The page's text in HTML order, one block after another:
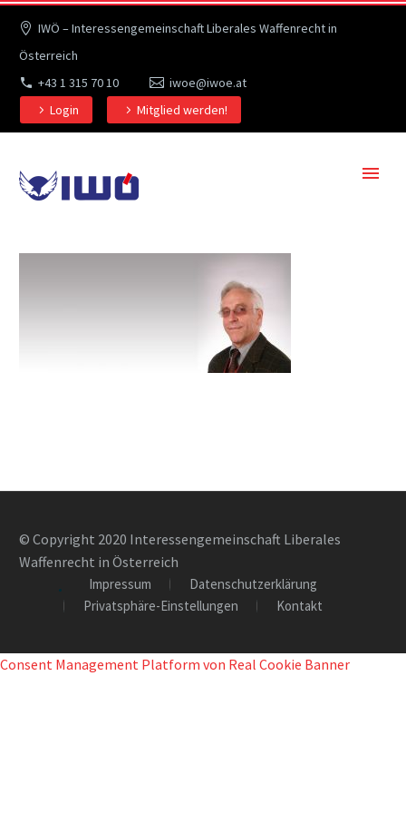
IWÖ – Interessengemeinschaft Liberales Waffenrecht in
Österreich
+43 1 315 70 10
iwoe@iwoe.at
Login
Mitglied werden!
© Copyright 2020 Interessengemeinschaft Liberales
Waffenrecht in Österreich
Impressum
Datenschutzerklärung
Privatsphäre-Einstellungen
Kontakt
Consent Management Platform von Real Cookie Banner